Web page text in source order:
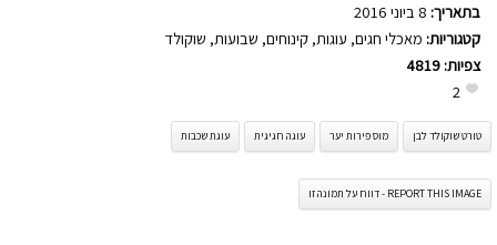
בתאריך:
קטגוריות: מאכלי חגים, עוגות, קינוחים, שבועות, שוקולד
צפיות: 4819
2
טורט שוקולד לבן מוס פירות יער עוגה חגיגית עוגת שכבות
REPORT THIS IMAGE - דווח על תמונה זו